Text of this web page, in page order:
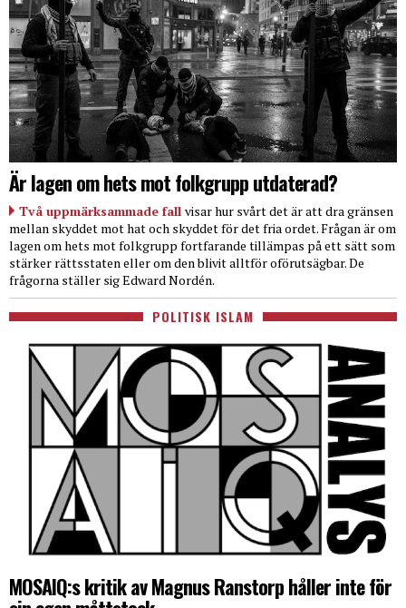
Är lagen om hets mot folkgrupp utdaterad?
Två uppmärksammade fall visar hur svårt det är att dra gränsen
mellan skyddet mot hat och skyddet för det fria ordet. Frågan är om
lagen om hets mot folkgrupp fortfarande tillämpas på ett sätt som
stärker rättsstaten eller om den blivit alltför oförutsägbar. De
frågorna ställer sig Edward Nordén.
POLITISK ISLAM
MOSAIQ:s kritik av Magnus Ranstorp håller inte för